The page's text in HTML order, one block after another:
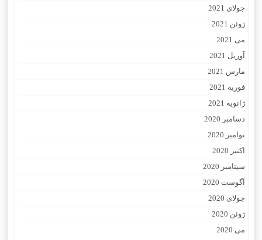
جولای 2021
ژوئن 2021
می 2021
آوریل 2021
مارس 2021
فوریه 2021
ژانویه 2021
دسامبر 2020
نوامبر 2020
اکتبر 2020
سپتامبر 2020
آگوست 2020
جولای 2020
ژوئن 2020
می 2020